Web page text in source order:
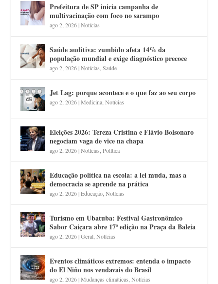
Prefeitura de SP inicia campanha de
multivacinação com foco no sarampo
ago 2, 2026|Notícias
Saúde auditiva: zumbido afeta 14% da
população mundial e exige diagnóstico precoce
ago 2, 2026|Notícias,Saúde
Jet Lag: porque acontece e o que faz ao seu corpo
ago 2, 2026|Medicina,Notícias
Eleições 2026: Tereza Cristina e Flávio Bolsonaro
negociam vaga de vice na chapa
ago 2, 2026|Notícias,Política
Educação política na escola: a lei muda, mas a
democracia se aprende na prática
ago 2, 2026|Educação,Notícias
Turismo em Ubatuba: Festival Gastronômico
Sabor Caiçara abre 17ª edição na Praça da Baleia
ago 2, 2026|Geral,Notícias
Eventos climáticos extremos: entenda o impacto
do El Niño nos vendavais do Brasil
ago 2, 2026|Mudanças climáticas,Notícias